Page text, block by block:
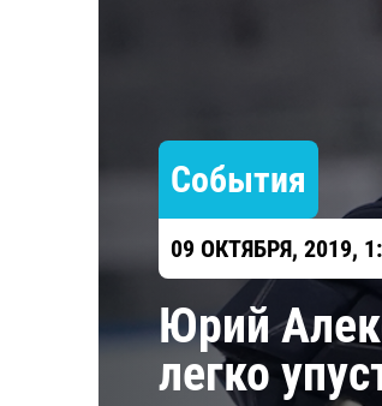
События
09 ОКТЯБРЯ, 2019,
Юрий
легко